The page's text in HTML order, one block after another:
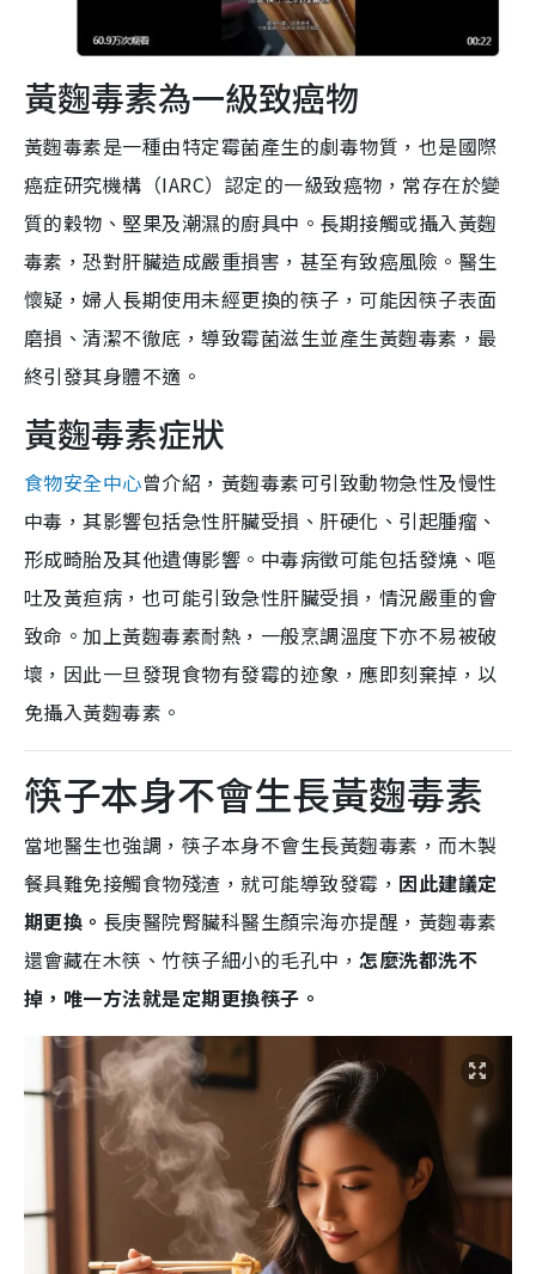
黃麴毒素為一級致癌物
黃麴毒素是一種由特定霉菌產生的劇毒物質，也是國際
癌症研究機構（IARC）認定的一級致癌物，常存在於變
質的穀物、堅果及潮濕的廚具中。長期接觸或攝入黃麴
毒素，恐對肝臟造成嚴重損害，甚至有致癌風險。醫生
懷疑，婦人長期使用未經更換的筷子，可能因筷子表面
磨損、清潔不徹底，導致霉菌滋生並產生黃麴毒素，最
終引發其身體不適。
黃麴毒素症狀
食物安全中心曾介紹，黃麴毒素可引致動物急性及慢性
中毒，其影響包括急性肝臟受損、肝硬化、引起腫瘤、
形成畸胎及其他遺傳影響。中毒病徵可能包括發燒、嘔
吐及黃疸病，也可能引致急性肝臟受損，情況嚴重的會
致命。加上黃麴毒素耐熱，一般烹調溫度下亦不易被破
壞，因此一旦發現食物有發霉的迹象，應即刻棄掉，以
免攝入黃麴毒素。
筷子本身不會生長黃麴毒素
當地醫生也強調，筷子本身不會生長黃麴毒素，而木製
餐具難免接觸食物殘渣，就可能導致發霉， 因此建議定
期更換。 長庚醫院腎臟科醫生顏宗海亦提醒，黃麴毒素
還會藏在木筷、竹筷子細小的毛孔中，怎麼洗都洗不
掉，唯一方法就是定期更換筷子。